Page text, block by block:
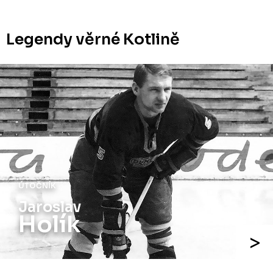
Legendy věrné Kotlině
ÚTOČNÍK
Jaroslav
Holík